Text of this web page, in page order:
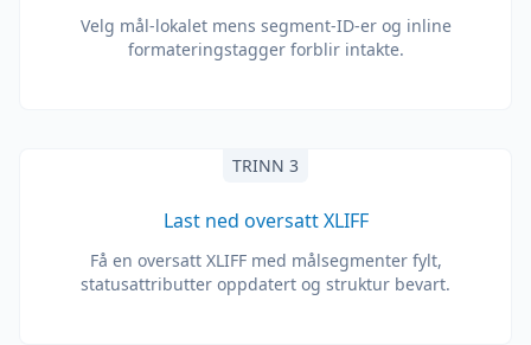
Velg mål-lokalet mens segment-ID-er og inline
formateringstagger forblir intakte.
TRINN 3
Last ned oversatt XLIFF
Få en oversatt XLIFF med målsegmenter fylt,
statusattributter oppdatert og struktur bevart.